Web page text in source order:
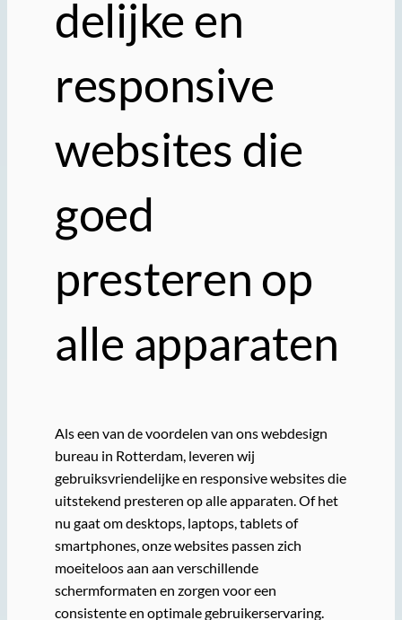
delijke en
responsive
websites die
goed
presteren op
alle apparaten
Als een van de voordelen van ons webdesign
bureau in Rotterdam, leveren wij
gebruiksvriendelijke en responsive websites die
uitstekend presteren op alle apparaten. Of het
nu gaat om desktops, laptops, tablets of
smartphones, onze websites passen zich
moeiteloos aan aan verschillende
schermformaten en zorgen voor een
consistente en optimale gebruikerservaring.